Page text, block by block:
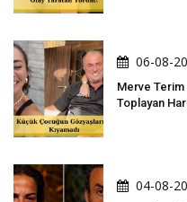
06-08-
Merve Terim
Toplayan
04-08-